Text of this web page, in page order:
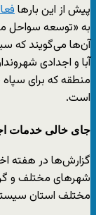
پیش از این بارها
به «توسعه سواحل
آن‌ها می‌گویند که
آبا و اجدادی
منطقه که برای سپاه
است.
جای خالی خدمات
گزارش‌ها در هفته
مختلف استان